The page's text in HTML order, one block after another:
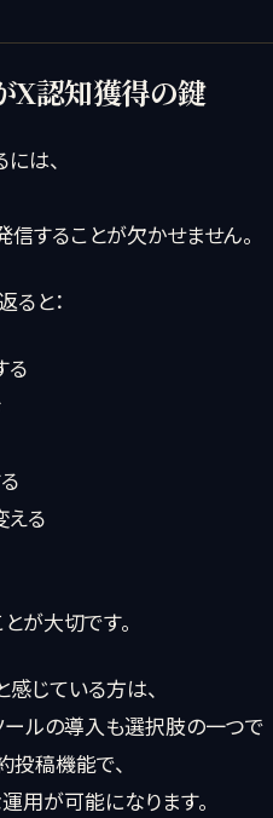
X認知獲得の鍵
は、
することが欠かせません。
と：
る
える
が大切です。
感じている方は、
ルの導入も選択肢の一つで
投稿機能で、
用が可能になります。